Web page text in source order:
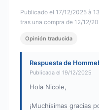
Publicado el 17/12/2025 à
tras una compra de 12/12/
Opinión traducida
Respuesta de
Publicada el 19/12/2025
Hola Nicole,
¡Muchísimas gracias